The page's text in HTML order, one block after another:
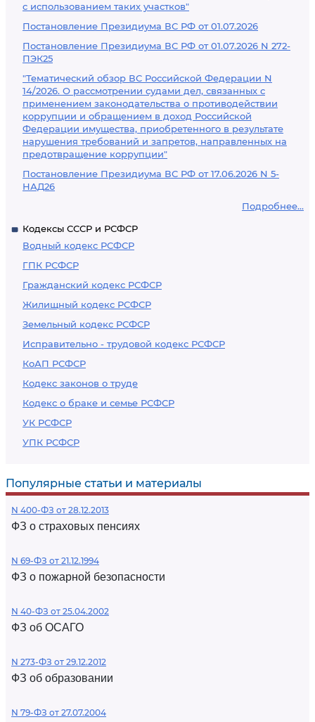
с использованием таких участков"
Постановление Президиума ВС РФ от 01.07.2026
Постановление Президиума ВС РФ от 01.07.2026 N 272-
ПЭК25
"Тематический обзор ВС Российской Федерации N
14/2026. О рассмотрении судами дел, связанных с
применением законодательства о противодействии
коррупции и обращением в доход Российской
Федерации имущества, приобретенного в результате
нарушения требований и запретов, направленных на
предотвращение коррупции"
Постановление Президиума ВС РФ от 17.06.2026 N 5-
НАД26
Подробнее...
Кодексы СССР и РСФСР
Водный кодекс РСФСР
ГПК РСФСР
Гражданский кодекс РСФСР
Жилищный кодекс РСФСР
Земельный кодекс РСФСР
Исправительно - трудовой кодекс РСФСР
КоАП РСФСР
Кодекс законов о труде
Кодекс о браке и семье РСФСР
УК РСФСР
УПК РСФСР
Популярные статьи и материалы
N 400-ФЗ от 28.12.2013
ФЗ о страховых пенсиях
N 69-ФЗ от 21.12.1994
ФЗ о пожарной безопасности
N 40-ФЗ от 25.04.2002
ФЗ об ОСАГО
N 273-ФЗ от 29.12.2012
ФЗ об образовании
N 79-ФЗ от 27.07.2004